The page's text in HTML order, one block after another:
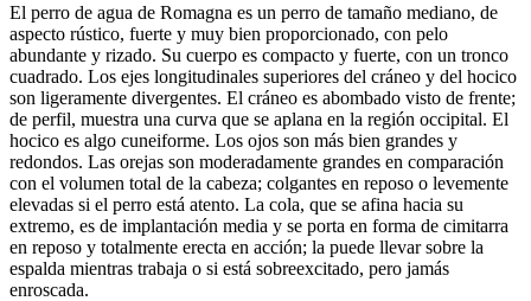
El perro de agua de Romagna es un perro de tamaño mediano, de
aspecto rústico, fuerte y muy bien proporcionado, con pelo
abundante y rizado. Su cuerpo es compacto y fuerte, con un tronco
cuadrado. Los ejes longitudinales superiores del cráneo y del hocico
son ligeramente divergentes. El cráneo es abombado visto de frente;
de perfil, muestra una curva que se aplana en la región occipital. El
hocico es algo cuneiforme. Los ojos son más bien grandes y
redondos. Las orejas son moderadamente grandes en comparación
con el volumen total de la cabeza; colgantes en reposo o levemente
elevadas si el perro está atento. La cola, que se afina hacia su
extremo, es de implantación media y se porta en forma de cimitarra
en reposo y totalmente erecta en acción; la puede llevar sobre la
espalda mientras trabaja o si está sobreexcitado, pero jamás
enroscada.